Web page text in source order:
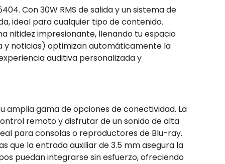
Con 30W RMS de salida y un sistema de
ideal para cualquier tipo de contenido.
nitidez impresionante, llenando tu espacio
y noticias) optimizan automáticamente la
auditiva personalizada y
amplia gama de opciones de conectividad. La
remoto y disfrutar de un sonido de alta
para consolas o reproductores de Blu-ray.
que la entrada auxiliar de 3.5 mm asegura la
puedan integrarse sin esfuerzo, ofreciendo